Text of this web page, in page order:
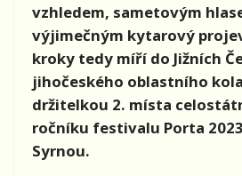
vzhledem, sametovým
výjimečným kytarový
kroky tedy mířído Jižních
jihočeského oblastního
držitelkou 2. místa celost
ročníku festivalu Porta
Syrnou.